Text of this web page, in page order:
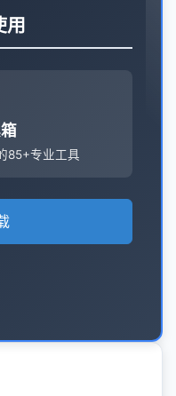
用
85+专业工具